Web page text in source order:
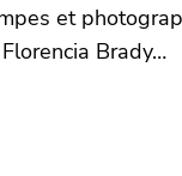
et
Brady…